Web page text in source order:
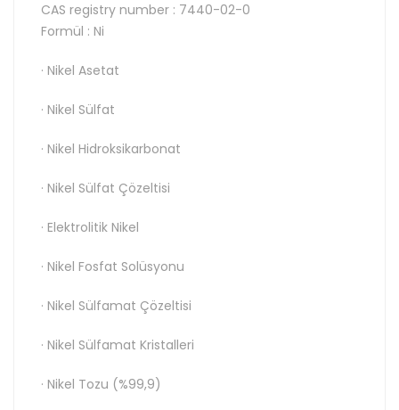
CAS registry number : 7440-02-0
Formül : Ni
· Nikel Asetat
· Nikel Sülfat
· Nikel Hidroksikarbonat
· Nikel Sülfat Çözeltisi
· Elektrolitik Nikel
· Nikel Fosfat Solüsyonu
· Nikel Sülfamat Çözeltisi
· Nikel Sülfamat Kristalleri
· Nikel Tozu (%99,9)